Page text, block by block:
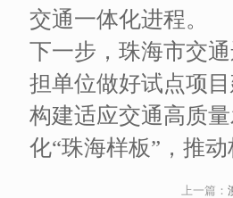
交通一体化进程。
下一步，珠海市交
担单位做好试点项
构建适应交通高质
化“珠海样板”，推
上一篇：